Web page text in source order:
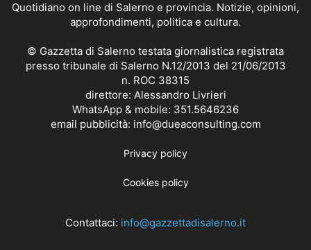
Quotidiano on line di Salerno e provincia. Notizie, opinioni,
approfondimenti, politica e cultura.
© Gazzetta di Salerno testata giornalistica registrata
presso tribunale di Salerno N.12/2013 del 21/06/2013
n. ROC 38315
direttore: Alessandro Livrieri
WhatsApp & mobile: 351.5646236
email pubblicità: info@dueaconsulting.com
Privacy policy
Cookies policy
Contattaci: info@gazzettadisalerno.it